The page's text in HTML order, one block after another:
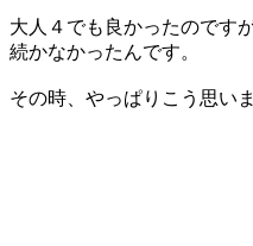
大人４でも良かったのです
続かなかったんです。
その時、やっぱりこう思いま